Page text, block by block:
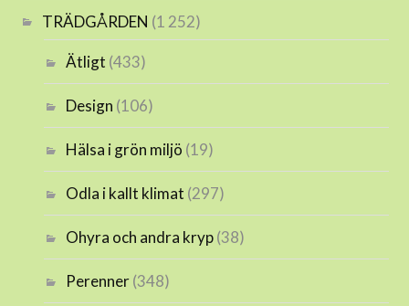
TRÄDGÅRDEN (1 252)
Ätligt (433)
Design (106)
Hälsa i grön miljö (19)
Odla i kallt klimat (297)
Ohyra och andra kryp(38)
Perenner(348)